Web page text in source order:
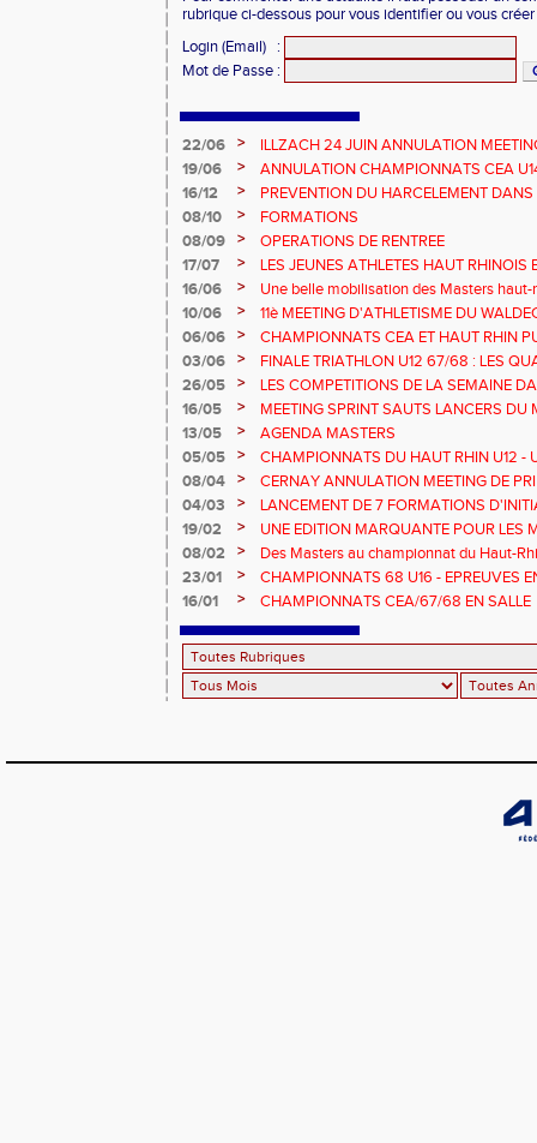
rubrique ci-dessous pour vous identifier ou vous
Login (Email)
:
Mot de Passe :
22/06 >
ILLZACH 24 JUIN ANNULATION
19/06
>
ANNULATION CHAMPIONNATS CEA
16/12
>
PREVENTION DU HARCELEMENT
08/10
>
FORMATIONS
08/09
>
OPERATIONS DE RENTREE
17/07
>
LES JEUNES ATHLETES HAUT RHINOIS
CHAMPIONNATS DE FRANCE AVENIR
16/06 >
Une belle mobilisation des Masters haut-
Championnats Grand Est 2025
10/06 >
11è MEETING D'ATHLETISME DU
06/06
>
CHAMPIONNATS CEA ET HAUT RHIN
03/06
>
FINALE TRIATHLON U12 67/68 : LES
26/05
>
LES COMPETITIONS DE LA SEMAINE
16/05
>
MEETING SPRINT SAUTS LANCERS DU
13/05
>
AGENDA MASTERS
05/05
>
CHAMPIONNATS DU HAUT RHIN U12 -
08/04
>
CERNAY ANNULATION MEETING DE
04/03
>
LANCEMENT DE 7 FORMATIONS
19/02
>
UNE EDITION MARQUANTE POUR LES
08/02
>
Des Masters au championnat du Haut-
23/01
>
CHAMPIONNATS 68 U16 - EPREUVES
EN SALLE
16/01 > CHAMPIONNATS CEA/67/68 EN SALLE